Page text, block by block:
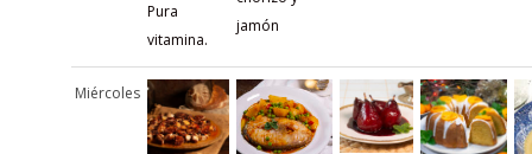
Pura
vitamina.
jamón
Miércoles